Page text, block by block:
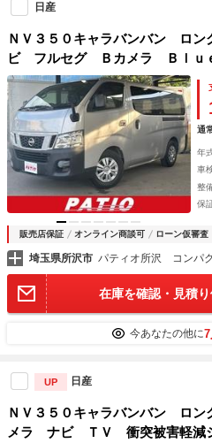
日産
ＮＶ３５０キャラバンバン ロ
ビ フルセグ Ｂカメラ Ｂｌｕ
ＴＣ キーレス 禁煙車 取扱説
Ｓ ベンチシート ＣＤ 運転席
コン
通
年
車
整
保
販売店保証 オンライン商談可 ローン仮審査
埼玉県所沢市 パティオ所沢 コンパ
在庫を確認・見積
今あなたの他に7
UP 日産
ＮＶ３５０キャラバンバン ロ
メラ ナビ ＴＶ 衝突被害軽減